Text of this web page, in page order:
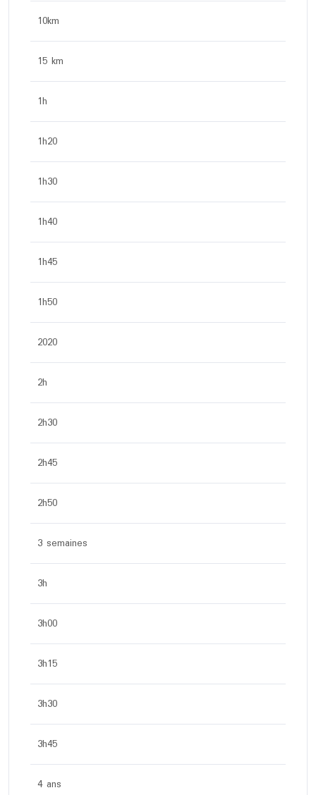
10km
15 km
1h
1h20
1h30
1h40
1h45
1h50
2020
2h
2h30
2h45
2h50
3 semaines
3h
3h00
3h15
3h30
3h45
4 ans